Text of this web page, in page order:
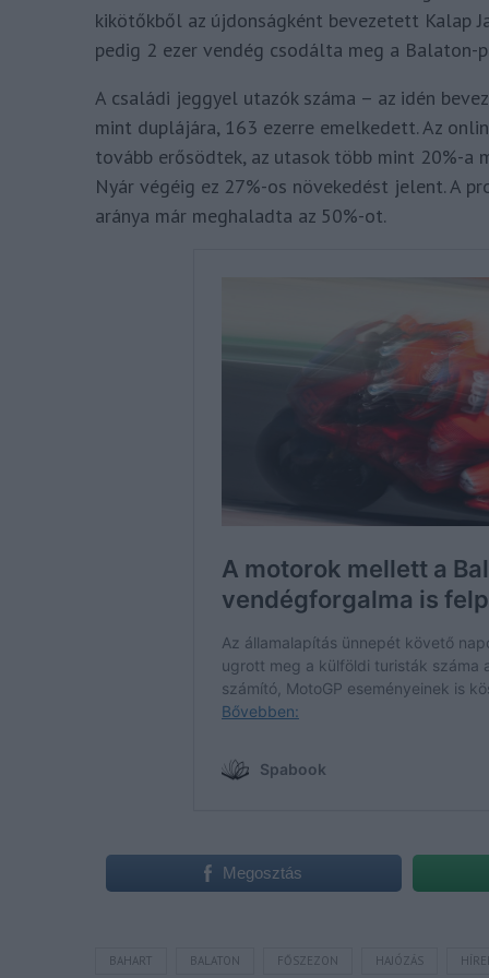
kikötőkből az újdonságként bevezetett Kalap
pedig 2 ezer vendég csodálta meg a
A családi jeggyel utazók száma – az idén
mint duplájára, 163 ezerre emelkedett. Az
tovább erősödtek, az utasok több mint 20%-a
Nyár végéig ez 27%-os növekedést jelent. A
aránya már meghaladta az 50%-ot.
Megosztás
BAHART BALATON FŐSZEZON HAJÓZÁS